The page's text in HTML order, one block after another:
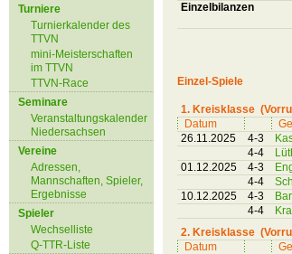
Turniere
Turnierkalender des
TTVN
mini-Meisterschaften
im TTVN
TTVN-Race
Seminare
Veranstaltungskalender
Niedersachsen
Vereine
Adressen,
Mannschaften, Spieler,
Ergebnisse
Spieler
Wechselliste
Q-TTR-Liste
Einzelbilanzen
Einzel-Spiele
1. Kreisklasse
Datum
26.11.2025
4-3
4-4
01.12.2025
4-3
4-4
10.12.2025
4-3
4-4
2. Kreisklasse
Datum